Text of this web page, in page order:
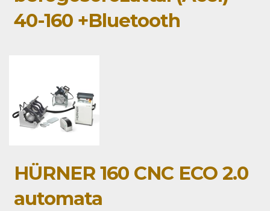
40-160 +Bluetooth
HÜRNER 160 CNC ECO 2.0
automata